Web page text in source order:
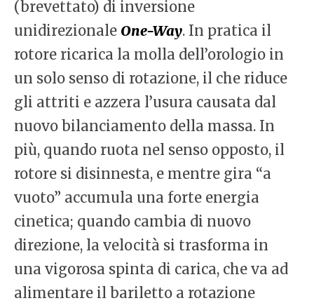
(brevettato) di inversione
unidirezionale One-Way. In pratica il
rotore ricarica la molla dell’orologio in
un solo senso di rotazione, il che riduce
gli attriti e azzera l’usura causata dal
nuovo bilanciamento della massa. In
più, quando ruota nel senso opposto, il
rotore si disinnesta, e mentre gira “a
vuoto” accumula una forte energia
cinetica; quando cambia di nuovo
direzione, la velocità si trasforma in
una vigorosa spinta di carica, che va ad
alimentare il bariletto a rotazione